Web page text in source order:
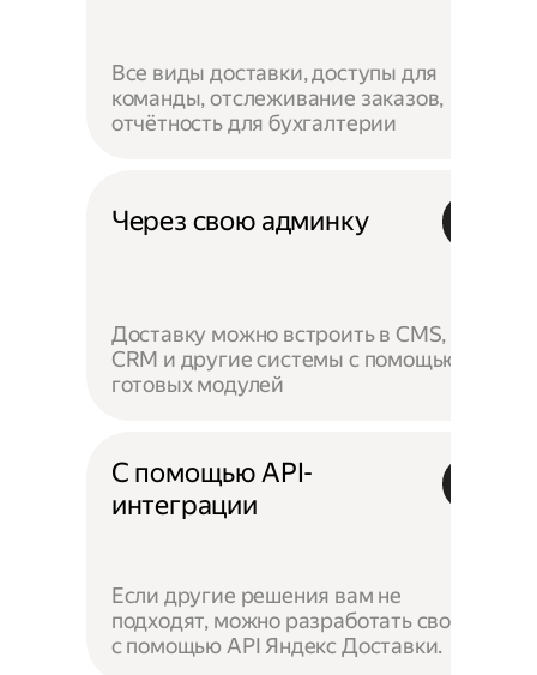
Все виды доставки, доступы для
команды, отслеживание заказов,
отчётность для бухгалтерии
Через свою админку
Доставку можно встроить в CMS,
CRM и другие системы с помощью
готовых модулей
С помощью API-
интеграции
Если другие решения вам не
подходят, можно разработать своё —
с помощью API Яндекс Доставки.